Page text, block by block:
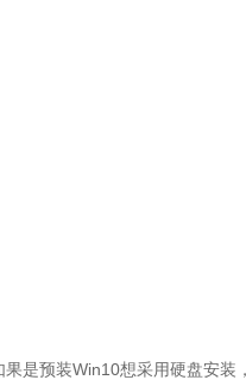
是预装Win10想采用硬盘安装